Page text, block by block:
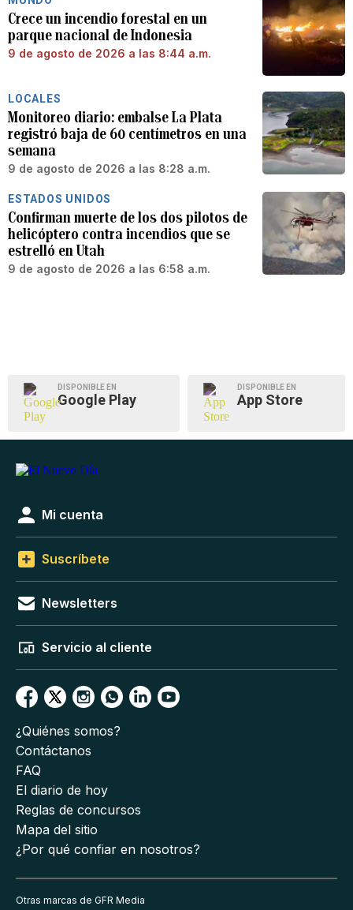
Crece un incendio forestal en un
parque nacional de Indonesia
9 de agosto de 2026 a las 8:44 a.m.
LOCALES
Monitoreo diario: embalse La Plata
registró baja de 60 centímetros en una
semana
9 de agosto de 2026 a las 8:28 a.m.
ESTADOS UNIDOS
Confirman muerte de los dos pilotos de
helicóptero contra incendios que se
estrelló en Utah
9 de agosto de 2026 a las 6:58 a.m.
DISPONIBLE EN
Google Play
DISPONIBLE EN
App Store
Mi cuenta
Suscríbete
Newsletters
Servicio al cliente
¿Quiénes somos?
Contáctanos
FAQ
El diario de hoy
Reglas de concursos
Mapa del sitio
¿Por qué confiar en nosotros?
Otras marcas de GFR Media